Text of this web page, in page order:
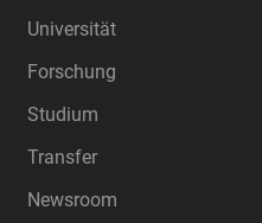
Universität
Forschung
Studium
Transfer
Newsroom